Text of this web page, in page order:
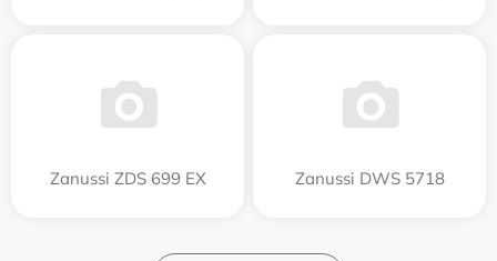
Zanussi ZDS 699 EX Zanussi DWS 5718